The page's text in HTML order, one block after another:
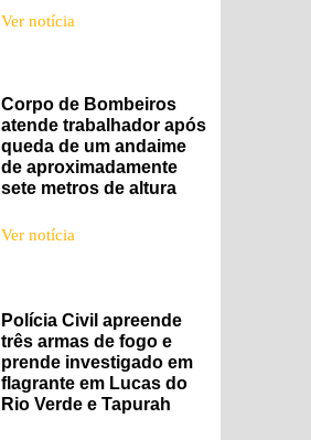
Ver notícia
Corpo de Bombeiros
atende trabalhador após
queda de um andaime
de aproximadamente
sete metros de altura
Ver notícia
Polícia Civil apreende
três armas de fogo e
prende investigado em
flagrante em Lucas do
Rio Verde e Tapurah